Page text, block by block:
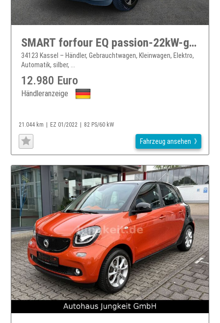
SMART forfour EQ passion-22kW-großes Faltschiebedach smart forfour electric drive
34123 Kassel – Händler, Gebrauchtwagen, Kleinwagen, Elektro,
Automatik, silber, ...
12.980 Euro
Händleranzeige
21.044 km EZ 01/2022 82 PS/60 kW
Fahrzeug ansehen